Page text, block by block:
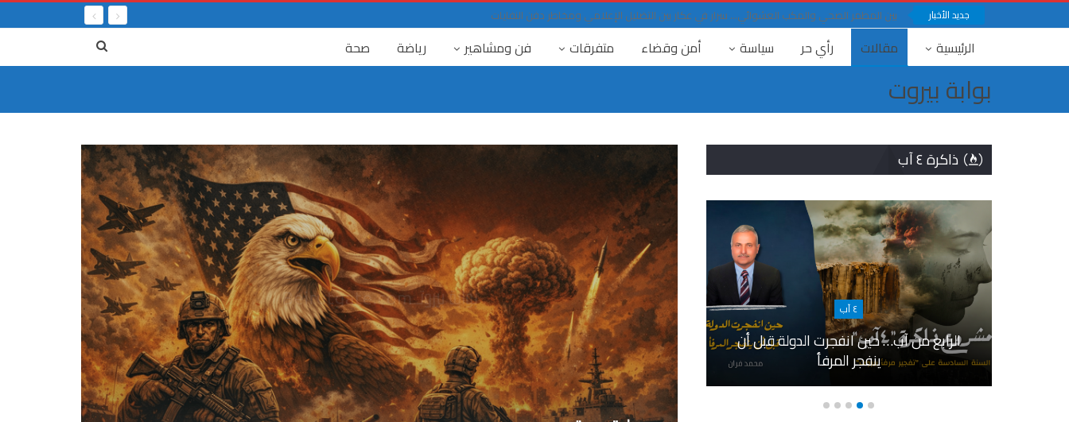
جديد الأخبار بين المطمر الصحي والمكب العشوائي… سرار في عكار بين التضليل الإعلامي ومخاطر دفن النفايات
الرئيسية مقالات رأي حر سياسة أمن وقضاء متفرقات فن ومشاهير رياضة صحة
بوابة بيروت
ذاكرة ٤ آب
٤ آب
الرابع من آب… حين انفجرت الدولة قبل أن
ينفجر المرفأ
٤ آب
بين المسار القضائي والتحايل السياسي
٤ آب
كي لا ننسى ٤ آب